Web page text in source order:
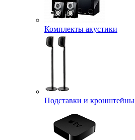
Комплекты акустики
Подставки и кронштейны